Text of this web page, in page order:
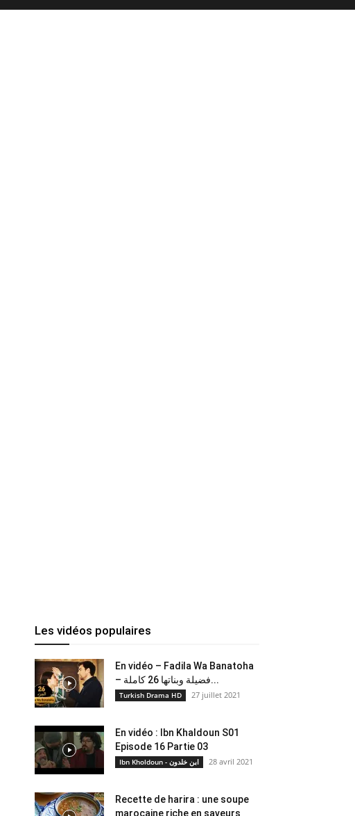
Les vidéos populaires
En vidéo – Fadila Wa Banatoha
– فضيلة وبناتها 26 كاملة...
Turkish Drama HD 27 juillet 2021
En vidéo : Ibn Khaldoun S01
Episode 16 Partie 03
Ibn Kholdoun - ابن خلدون 28 avril 2021
Recette de harira : une soupe
marocaine riche en saveurs